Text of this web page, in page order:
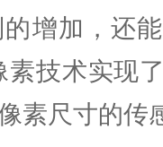
增加，还
素技术实现
素尺寸的传